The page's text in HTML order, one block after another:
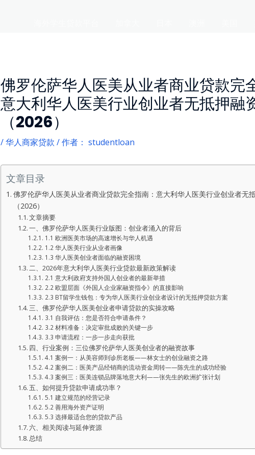
佛罗伦萨华人医美从业者商业贷款完
意大利华人医美行业创业者无抵押融
（2026）
/华人商家贷款 / 作者： studentloan
文章目录
佛罗伦萨华人医美从业者商业贷款完全指南：意大利华人医美行业创业者无
（2026）
文章摘要
一、佛罗伦萨华人医美行业版图：创业者涌入的背后
1.1 欧洲医美市场的高速增长与华人机遇
1.2 华人医美行业从业者画像
1.3 华人医美创业者面临的融资困境
二、2026年意大利华人医美行业贷款最新政策解读
2.1 意大利政府支持外国人创业者的最新举措
2.2 欧盟层面《外国人企业家融资指令》的直接影响
2.3 BT留学生钱包：专为华人医美行业创业者设计的无抵押贷款方案
三、佛罗伦萨华人医美创业者申请贷款的实操攻略
3.1 自我评估：您是否符合申请条件？
3.2 材料准备：决定审批成败的关键一步
3.3 申请流程：一步一步走向获批
四、行业案例：三位佛罗伦萨华人医美创业者的融资故事
4.1 案例一：从美容师到诊所老板——林女士的创业融资之路
4.2 案例二：医美产品经销商的流动资金周转——陈先生的成功经验
4.3 案例三：医美连锁品牌落地意大利——张先生的欧洲扩张计划
五、如何提升贷款申请成功率？
5.1 建立规范的经营记录
5.2 善用海外资产证明
5.3 选择最适合您的贷款产品
六、相关阅读与延伸资源
总结